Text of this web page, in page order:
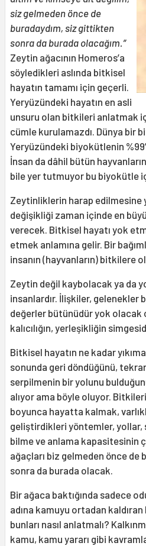
siz gelmeden önce de
buradaydım, siz gittikten
sonra da burada olacağım.”
Zeytin ağacının Homeros’a
söyledikleri aslında bitkisel
hayatın tamamı için geçerli.
Yeryüzündeki hayatın en asli
unsuru olan bitkileri anlatmak
cümle kurulamazdı. Dünya bir
Yeryüzündeki biyokütlenin
İnsan da dâhil bütün
bile yer tutmuyor bu biyokütle
Zeytinliklerin harap edilmesine
değişikliği zaman içinde en
verecek. Bitkisel hayatı yok
etmek anlamına gelir. Bir
insanın (hayvanların) bitkilere
Zeytin değil kaybolacak ya da
insanlardır. İlişkiler,
değerler bütünüdür yok olacak
kalıcılığın, yerleşikliğin
Bitkisel hayatın ne kadar
sonunda geri döndüğünü, tekrar
serpilmenin bir yolunu
alıyor ama böyle oluyor.
boyunca hayatta kalmak,
geliştirdikleri yöntemler, yollar,
bilme ve anlama kapasitesinin
ağaçları biz gelmeden önce de
sonra da burada olacak.
Bir ağaca baktığında sadece
adına kamuyu ortadan
bunları nasıl anlatmalı?
kamu, kamu yararı gibi